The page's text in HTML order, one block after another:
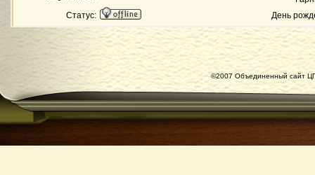
День
Статус:
©2007 Объединенный сайт